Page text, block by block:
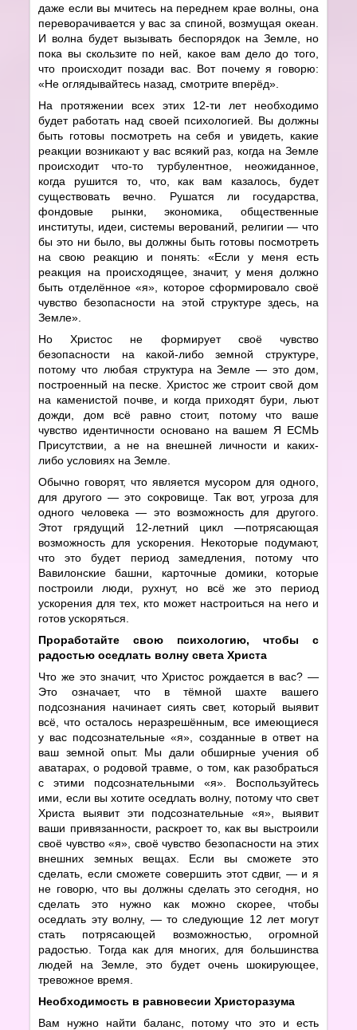
даже если вы мчитесь на переднем крае волны, она
переворачивается у вас за спиной, возмущая океан.
И волна будет вызывать беспорядок на Земле, но
пока вы скользите по ней, какое вам дело до того,
что происходит позади вас. Вот почему я говорю:
«Не оглядывайтесь назад, смотрите вперёд».
На протяжении всех этих 12-ти лет необходимо
будет работать над своей психологией. Вы должны
быть готовы посмотреть на себя и увидеть, какие
реакции возникают у вас всякий раз, когда на Земле
происходит что-то турбулентное, неожиданное,
когда рушится то, что, как вам казалось, будет
существовать вечно. Рушатся ли государства,
фондовые рынки, экономика, общественные
институты, идеи, системы верований, религии — что
бы это ни было, вы должны быть готовы посмотреть
на свою реакцию и понять: «Если у меня есть
реакция на происходящее, значит, у меня должно
быть отделённое «я», которое сформировало своё
чувство безопасности на этой структуре здесь, на
Земле».
Но Христос не формирует своё чувство
безопасности на какой-либо земной структуре,
потому что любая структура на Земле — это дом,
построенный на песке. Христос же строит свой дом
на каменистой почве, и когда приходят бури, льют
дожди, дом всё равно стоит, потому что ваше
чувство идентичности основано на вашем Я ЕСМЬ
Присутствии, а не на внешней личности и каких-
либо условиях на Земле.
Обычно говорят, что является мусором для одного,
для другого — это сокровище. Так вот, угроза для
одного человека — это возможность для другого.
Этот грядущий 12-летний цикл —потрясающая
возможность для ускорения. Некоторые подумают,
что это будет период замедления, потому что
Вавилонские башни, карточные домики, которые
построили люди, рухнут, но всё же это период
ускорения для тех, кто может настроиться на него и
готов ускоряться.
Проработайте свою психологию, чтобы с
радостью оседлать волну света Христа
Что же это значит, что Христос рождается в вас? —
Это означает, что в тёмной шахте вашего
подсознания начинает сиять свет, который выявит
всё, что осталось неразрешённым, все имеющиеся
у вас подсознательные «я», созданные в ответ на
ваш земной опыт. Мы дали обширные учения об
аватарах, о родовой травме, о том, как разобраться
с этими подсознательными «я». Воспользуйтесь
ими, если вы хотите оседлать волну, потому что свет
Христа выявит эти подсознательные «я», выявит
ваши привязанности, раскроет то, как вы выстроили
своё чувство «я», своё чувство безопасности на этих
внешних земных вещах. Если вы сможете это
сделать, если сможете совершить этот сдвиг, — и я
не говорю, что вы должны сделать это сегодня, но
сделать это нужно как можно скорее, чтобы
оседлать эту волну, — то следующие 12 лет могут
стать потрясающей возможностью, огромной
радостью. Тогда как для многих, для большинства
людей на Земле, это будет очень шокирующее,
тревожное время.
Необходимость в равновесии Христоразума
Вам нужно найти баланс, потому что это и есть